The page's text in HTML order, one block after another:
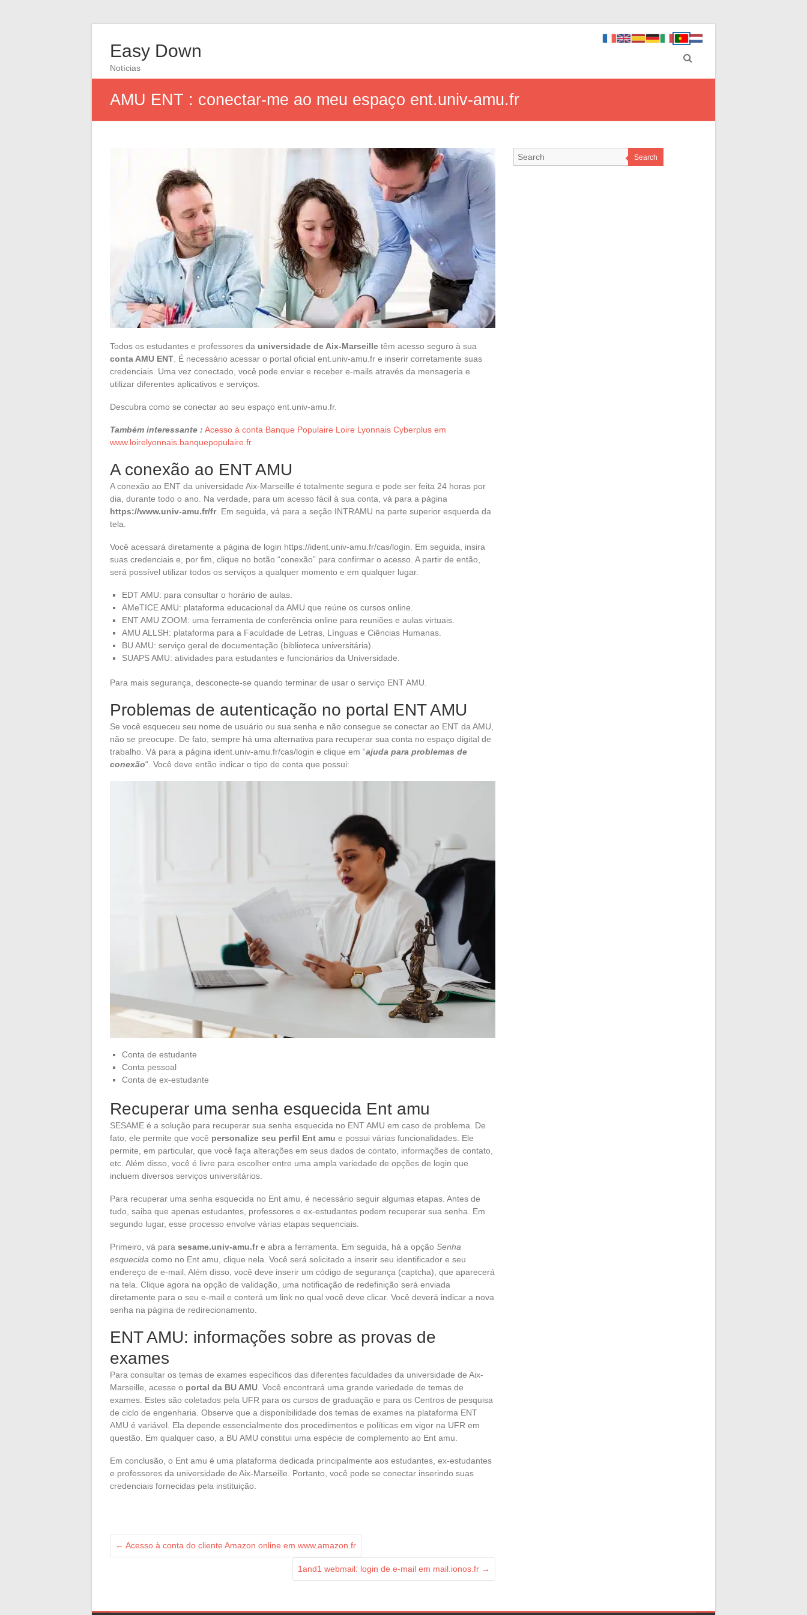
Easy Down
Notícias
AMU ENT : conectar-me ao meu espaço ent.univ-amu.fr
Todos os estudantes e professores da universidade de Aix-Marseille têm acesso seguro à sua
conta AMU ENT . É necessário acessar o portal oficial ent.univ-amu.fr e inserir corretamente suas
credenciais. Uma vez conectado, você pode enviar e receber e-mails através da mensageria e
utilizar diferentes aplicativos e serviços.
Descubra como se conectar ao seu espaço ent.univ-amu.fr.
Também interessante : Acesso à conta Banque Populaire Loire Lyonnais Cyberplus em
www.loirelyonnais.banquepopulaire.fr
A conexão ao ENT AMU
A conexão ao ENT da universidade Aix-Marseille é totalmente segura e pode ser feita 24 horas por
dia, durante todo o ano. Na verdade, para um acesso fácil à sua conta, vá para a página
https://www.univ-amu.fr/fr. Em seguida, vá para a seção INTRAMU na parte superior esquerda da
tela.
Você acessará diretamente a página de login https://ident.univ-amu.fr/cas/login. Em seguida, insira
suas credenciais e, por fim, clique no botão “conexão” para confirmar o acesso. A partir de então,
será possível utilizar todos os serviços a qualquer momento e em qualquer lugar.
EDT AMU: para consultar o horário de aulas.
AMeTICE AMU: plataforma educacional da AMU que reúne os cursos online.
ENT AMU ZOOM: uma ferramenta de conferência online para reuniões e aulas virtuais.
AMU ALLSH: plataforma para a Faculdade de Letras, Línguas e Ciências Humanas.
BU AMU: serviço geral de documentação (biblioteca universitária).
SUAPS AMU: atividades para estudantes e funcionários da Universidade.
Para mais segurança, desconecte-se quando terminar de usar o serviço ENT AMU.
Problemas de autenticação no portal ENT AMU
Se você esqueceu seu nome de usuário ou sua senha e não consegue se conectar ao ENT da AMU,
não se preocupe. De fato, sempre há uma alternativa para recuperar sua conta no espaço digital de
trabalho. Vá para a página ident.univ-amu.fr/cas/login e clique em “ajuda para problemas de
conexão“. Você deve então indicar o tipo de conta que possui:
Conta de estudante
Conta pessoal
Conta de ex-estudante
Recuperar uma senha esquecida Ent amu
SESAME é a solução para recuperar sua senha esquecida no ENT AMU em caso de problema. De
fato, ele permite que você personalize seu perfil Ent amu e possui várias funcionalidades. Ele
permite, em particular, que você faça alterações em seus dados de contato, informações de contato,
etc. Além disso, você é livre para escolher entre uma ampla variedade de opções de login que
incluem diversos serviços universitários.
Para recuperar uma senha esquecida no Ent amu, é necessário seguir algumas etapas. Antes de
tudo, saiba que apenas estudantes, professores e ex-estudantes podem recuperar sua senha. Em
segundo lugar, esse processo envolve várias etapas sequenciais.
Primeiro, vá para sesame.univ-amu.fre abra a ferramenta. Em seguida, há a opção Senha
esquecida como no Ent amu, clique nela. Você será solicitado a inserir seu identificador e seu
endereço de e-mail. Além disso, você deve inserir um código de segurança (captcha), que aparecerá
na tela. Clique agora na opção de validação, uma notificação de redefinição será enviada
diretamente para o seu e-mail e conterá um link no qual você deve clicar. Você deverá indicar a nova
senha na página de redirecionamento.
ENT AMU: informações sobre as provas de
exames
Para consultar os temas de exames específicos das diferentes faculdades da universidade de Aix-
Marseille, acesse o portal da BU AMU . Você encontrará uma grande variedade de temas de
exames. Estes são coletados pela UFR para os cursos de graduação e para os Centros de pesquisa
de ciclo de engenharia. Observe que a disponibilidade dos temas de exames na plataforma ENT
AMU é variável. Ela depende essencialmente dos procedimentos e políticas em vigor na UFR em
questão. Em qualquer caso, a BU AMU constitui uma espécie de complemento ao Ent amu.
Em conclusão, o Ent amu é uma plataforma dedicada principalmente aos estudantes, ex-estudantes
e professores da universidade de Aix-Marseille. Portanto, você pode se conectar inserindo suas
credenciais fornecidas pela instituição.
← Acesso à conta do cliente Amazon online em www.amazon.fr
1and1 webmail: login de e-mail em mail.ionos.fr →
Search